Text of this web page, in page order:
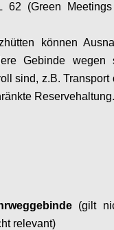
62 (Green
können
Gebinde wegen
sind, z.B.
Reservehaltung.
(gilt
relevant)